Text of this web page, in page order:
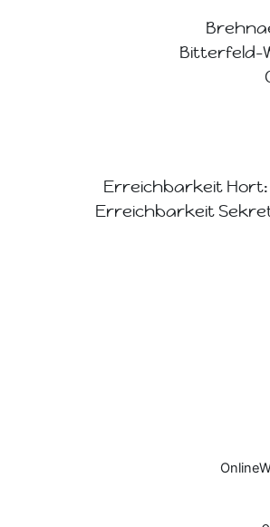
Erreichbarkeit Hort:
Erreichbarkeit